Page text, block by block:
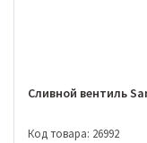
Сливной вентиль
Код товара: 26992